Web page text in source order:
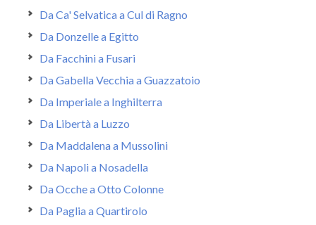
Da Ca' Selvatica a Cul di Ragno
Da Donzelle a Egitto
Da Facchini a Fusari
Da Gabella Vecchia a Guazzatoio
Da Imperiale a Inghilterra
Da Libertà a Luzzo
Da Maddalena a Mussolini
Da Napoli a Nosadella
Da Ocche a Otto Colonne
Da Paglia a Quartirolo